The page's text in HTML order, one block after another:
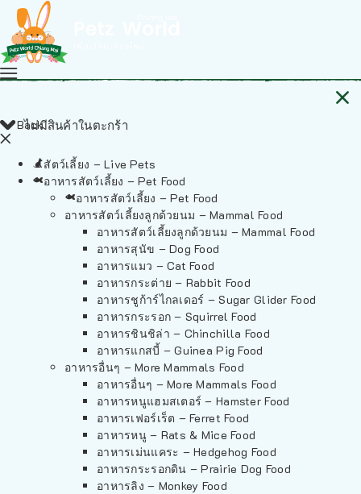
ไม่มีสินค้าในตะกร้า
Back
สัตว์เลี้ยง – Live Pets
อาหารสัตว์เลี้ยง – Pet Food
อาหารสัตว์เลี้ยง – Pet Food
อาหารสัตว์เลี้ยงลูกด้วยนม – Mammal Food
อาหารสัตว์เลี้ยงลูกด้วยนม – Mammal Food
อาหารสุนัข – Dog Food
อาหารแมว – Cat Food
อาหารกระต่าย – Rabbit Food
อาหารชูก้าร์ไกลเดอร์ – Sugar Glider Food
อาหารกระรอก – Squirrel Food
อาหารชินชิล่า – Chinchilla Food
อาหารแกสบี้ – Guinea Pig Food
อาหารอื่นๆ – More Mammals Food
อาหารอื่นๆ – More Mammals Food
อาหารหนูแฮมสเตอร์ – Hamster Food
อาหารเฟอร์เร็ต – Ferret Food
อาหารหนู – Rats & Mice Food
อาหารเม่นแคระ – Hedgehog Food
อาหารกระรอกดิน – Prairie Dog Food
อาหารลิง – Monkey Food